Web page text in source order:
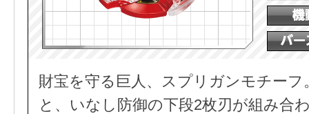
財宝を守る巨人、スプリガンモチーフ
と、いなし防御の下段2枚刃が組み合